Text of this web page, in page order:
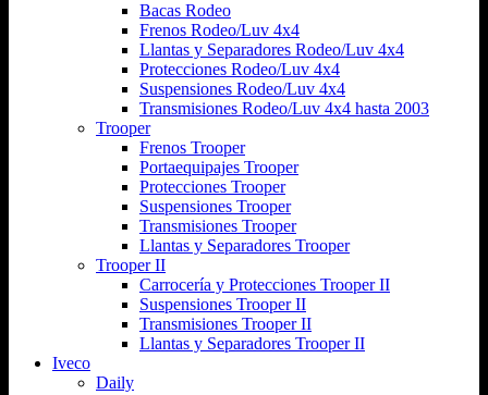
Bacas Rodeo
Frenos Rodeo/Luv 4x4
Llantas y Separadores Rodeo/Luv 4x4
Protecciones Rodeo/Luv 4x4
Suspensiones Rodeo/Luv 4x4
Transmisiones Rodeo/Luv 4x4 hasta 2003
Trooper
Frenos Trooper
Portaequipajes Trooper
Protecciones Trooper
Suspensiones Trooper
Transmisiones Trooper
Llantas y Separadores Trooper
Trooper II
Carrocería y Protecciones Trooper II
Suspensiones Trooper II
Transmisiones Trooper II
Llantas y Separadores Trooper II
Iveco
Daily